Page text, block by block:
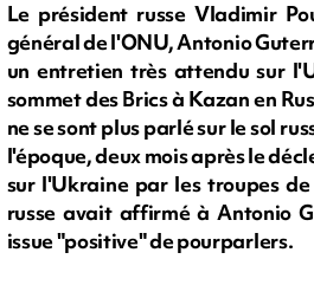
Le président russe Vladimir
général de l'ONU, Antonio
un entretien très attendu sur
sommet des Brics à Kazan en
ne se sont plus parlé sur le sol
l'époque, deux mois après le
sur l'Ukraine par les troupes
russe avait affirmé à Antonio
issue "positive" de pourparlers.